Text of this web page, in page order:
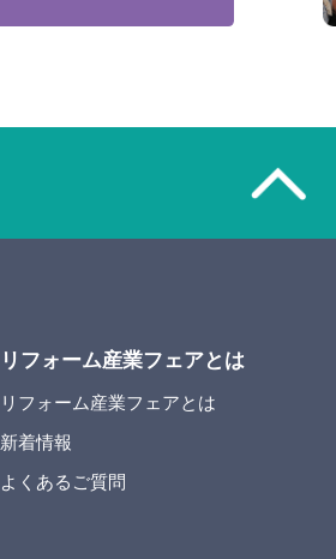
リフォーム産業フェアとは
リフォーム産業フェアとは
新着情報
よくあるご質問